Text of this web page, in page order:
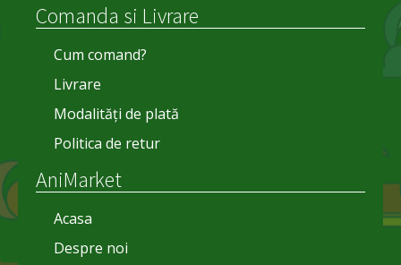
Comanda si Livrare
Cum comand?
Livrare
Modalități de plată
Politica de retur
AniMarket
Acasa
Despre noi